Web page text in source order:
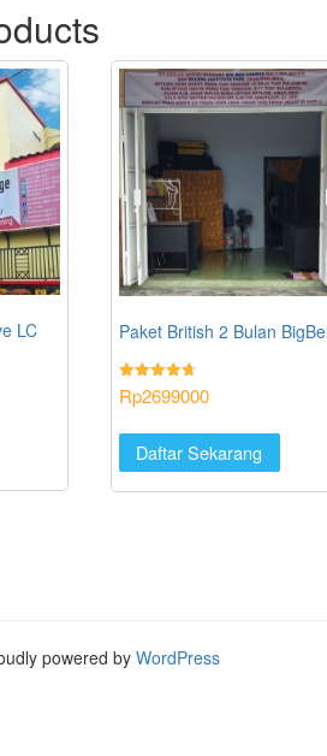
LC Paket British 2 Bulan
Rated
4.71
Rp2699000
Daftar Sekarang
powered by WordPress